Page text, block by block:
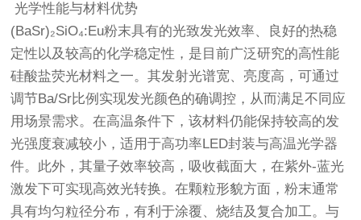
光学性能与材料优势
(BaSr)₂SiO₄:Eu粉末具有的光致发光效率、良好的热稳
定性以及较高的化学稳定性，是目前广泛研究的高性能
硅酸盐荧光材料之一。其发射光谱宽、亮度高，可通过
调节Ba/Sr比例实现发光颜色的确调控，从而满足不同应
用场景需求。在高温条件下，该材料仍能保持较高的发
光强度衰减较小，适用于高功率LED封装与高温光学器
件。此外，其量子效率较高，吸收截面大，在紫外-蓝光
激发下可实现高效光转换。在颗粒形貌方面，粉末通常
具有均匀粒径分布，有利于涂覆、烧结及复合加工。与